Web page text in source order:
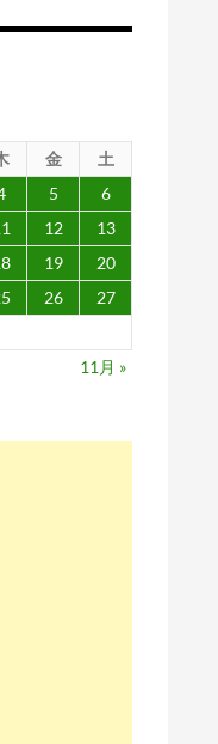
金
土
5
6
12
13
19
20
26
27
11月 »